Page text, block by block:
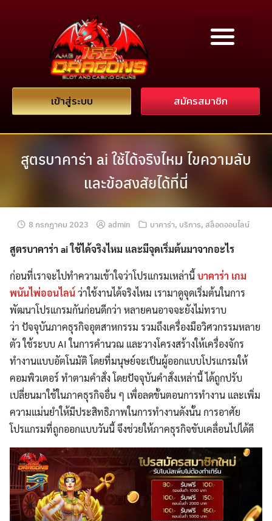
เข้าสู่ระบบ สมัครสมาชิก
สูตรบาคาร่า ai ใช้ได้จริงไหม ไขความลับ
และข้อสงสัยได้ที่นี่
8 กรกฎาคม 2023 admin บาคาร่า, บริการ, สล็อตออนไลน์
สูตรบาคาร่า aiใช้ได้จริงไหม และมีจุดเริ่มต้นมาจากอะไร
ก่อนที่เราจะไปทำความเข้าใจว่าโปรแกรมเหล่านี้บาคาร่า เกม
พนันไพ่ออนไลน์ว่าใช้งานได้จริงไหม เรามาดูจุดเริ่มต้นในการ
พัฒนาโปรแกรมกันก่อนดีกว่า หลายคนอาจจะยังไม่ทราบ
ว่า ปัจจุบันภาคธุรกิจอุตสาหกรรม รวมถึงเครื่องมือวิศวกรรมหลาย
ตัว ใช้ระบบ AI ในการคำนวณ และวางโครงสร้างให้เครื่องจักร
ทำงานแบบอัตโนมัติ โดยที่มนุษย์จะเป็นผู้ออกแบบโปรแกรมให้
คอมพิวเตอร์ ทำตามคำสั่ง โดยปัจจุบันคำสั่งเหล่านี้ ได้ถูกปรับ
เปลี่ยนมาใช้ในภาคธุรกิจอื่น ๆ เพื่อลดขั้นตอนการทำงาน และเพิ่ม
ความแม่นยำให้มีประสิทธิภาพในการทำงานดังนั้น การอาศัย
โปรแกรมที่ถูกออกแบบวันนี้ จึงช่วยให้ภาคธุรกิจขับเคลื่อนไปได้ดี